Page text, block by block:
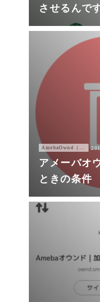
させるんで
AmebaOwnd（アメーバオウンド））
アメーバオ
ときの条件